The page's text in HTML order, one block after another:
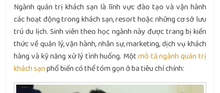
Ngành quản trị khách sạn là lĩnh vực đào tạo và vận hành
các hoạt động trong khách sạn, resort hoặc những cơ sở lưu
trú du lịch. Sinh viên theo học ngành này được trang bị kiến
thức về quản lý, vận hành, nhân sự, marketing, dịch vụ khách
hàng và kỹ năng xử lý tình huống. Mộtmô tả ngành quản trị
khách sạnphổ biến có thể tóm gọn ở ba tiêu chí chính: